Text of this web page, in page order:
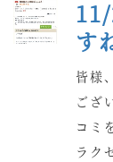
す
皆様
ござ
コミ
ラク